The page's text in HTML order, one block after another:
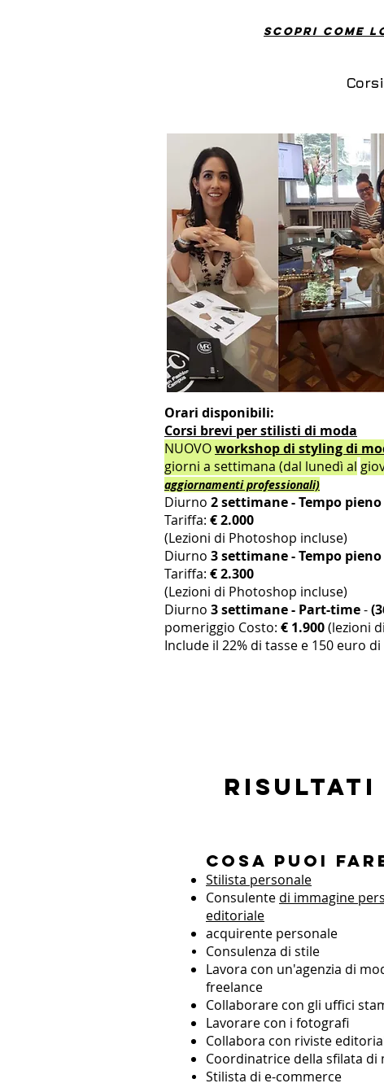
Scopri come
Orari disponibili:
Corsi brevi per stilisti di moda
NUOVOworkshop di styling di
giorni a settimana (dal lunedì al
aggiornamenti professionali)
Diurno 2 settimane - Tempo pieno
Tariffa: € 2.000
(Lezioni di Photoshop incluse)
Diurno 3 settimane - Tempo pieno
Tariffa: € 2.300
(Lezioni di Photoshop incluse)
Diurno 3 settimane - Part-time-
pomeriggio Costo: € 1.900(lezioni
Include il 22% di tasse e 150 euro
Risultati
Cosa puoi
Stilista personale
Consulente di immagine
editoriale
acquirente personale
Consulenza di stile
Lavora con un'agenzia di
freelance
Collaborare con gli uffici
Lavorare con i fotografi
Collabora con riviste
Coordinatrice della sfilata di
Stilista di e-commerce